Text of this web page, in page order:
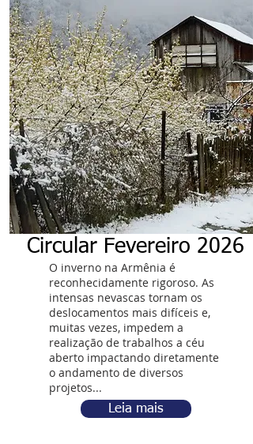
Circular Fevereiro 2026
O inverno na Armênia é
reconhecidamente rigoroso. As
intensas nevascas tornam os
deslocamentos mais difíceis e,
muitas vezes, impedem a
realização de trabalhos a céu
aberto impactando diretamente
o andamento de diversos
projetos...
Leia mais